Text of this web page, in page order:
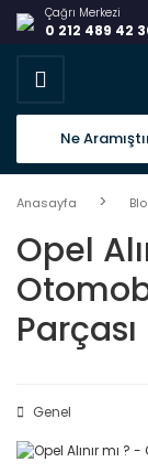
Çağrı Merkezi
0 212 489 42
Anasayfa
Opel
Parçası
Genel